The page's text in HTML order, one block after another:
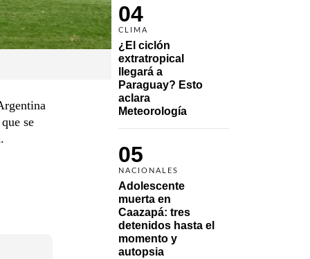
04
CLIMA
¿El ciclón
extratropical
llegará a
Paraguay? Esto
aclara
Meteorología
05
NACIONALES
Adolescente
muerta en
Caazapá: tres
detenidos hasta el
momento y
autopsia
se